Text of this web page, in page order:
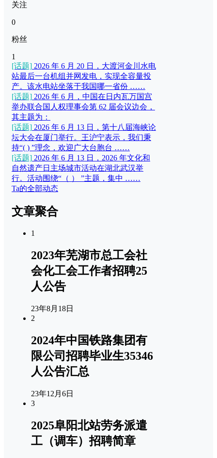
关注
0
粉丝
1
[话题] 2026 年 6 月 20 日，大渡河金川水电
站最后一台机组并网发电，实现全容量投
产。该水电站坐落于我国哪一省份 ……
[话题] 2026 年 6 月，中国在日内瓦万国宫
举办联合国人权理事会第 62 届会议边会，
其主题为：
[话题] 2026 年 6 月 13 日，第十八届海峡论
坛大会在厦门举行。王沪宁表示，我们秉
持“( ) ”理念，欢迎广大台胞台 ……
[话题] 2026 年 6 月 13 日，2026 年文化和
自然遗产日主场城市活动在湖北武汉举
行。活动围绕“（ ） ”主题，集中 ……
Ta的全部动态
文章聚合
1
2023年芜湖市总工会社
会化工会工作者招聘25
人公告
23年8月18日
2
2024年中国铁路集团有
限公司招聘毕业生35346
人公告汇总
23年12月6日
3
2025阜阳北站劳务派遣
工（调车）招聘简章